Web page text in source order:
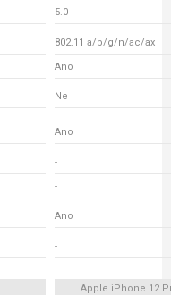
5.0
802.11 a/b/g/n/ac/ax
Ano
Ne
Ano
-
-
Ano
-
Apple iPhone 12